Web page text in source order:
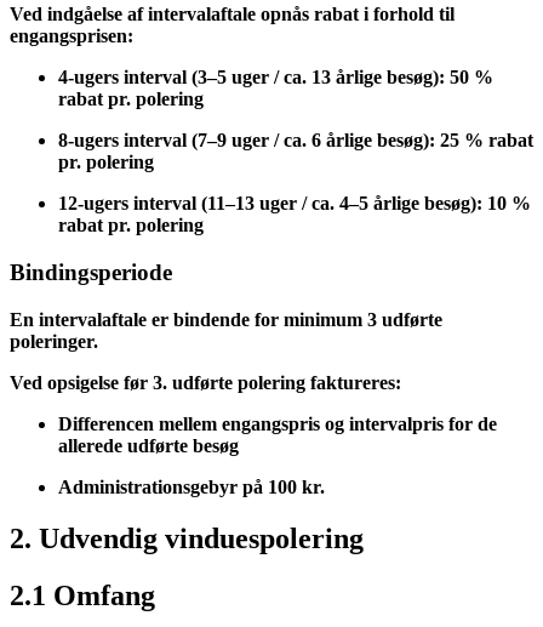
Ved indgåelse af intervalaftale opnås rabat i forhold til
engangsprisen:
4-ugers interval (3–5 uger / ca. 13 årlige besøg): 50 %
rabat pr. polering
8-ugers interval (7–9 uger / ca. 6 årlige besøg): 25 % rabat
pr. polering
12-ugers interval (11–13 uger / ca. 4–5 årlige besøg): 10 %
rabat pr. polering
Bindingsperiode
En intervalaftale er bindende for minimum 3 udførte
poleringer.
Ved opsigelse før 3. udførte polering faktureres:
Differencen mellem engangspris og intervalpris for de
allerede udførte besøg
Administrationsgebyr på 100 kr.
2. Udvendig vinduespolering
2.1 Omfang